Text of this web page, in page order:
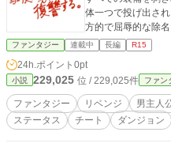
体一つで投げ出さ
方的で屈辱的な除
ったのはべつのこ
身離さず持ってい
っていったのだ。
の、かけがえのな
い勇者たちは、キ
が、特殊なスキル
とはない。 怒りを
た。破滅の塔のボ
ファンタジー 連載中 長編 R15
24h.ポイント 0pt
小説 229,025 位 / 229,025件 ファン
ファンタジー リベンジ 男主人
ステータス
チート ダンジョン